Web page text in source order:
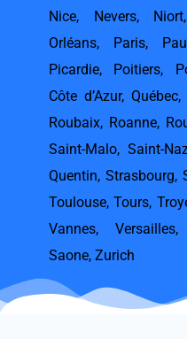
Nice, Nevers, Niort
Orléans, Paris, Pau
Picardie, Poitiers,
Côte d’Azur,Québec,
Roubaix, Roanne,
Saint-Malo, Saint-
Quentin, Strasbourg,
Toulouse,Tours,
Vannes, Versailles
Saone, Zurich